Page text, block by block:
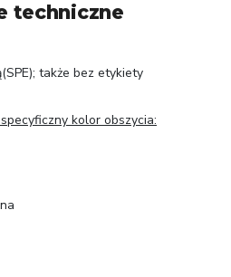
techniczne
także bez etykiety
kolor obszycia: